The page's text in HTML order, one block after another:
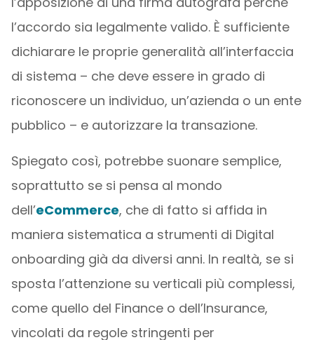
l’accordo sia legalmente valido. È sufficiente
dichiarare le proprie generalità all’interfaccia
di sistema – che deve essere in grado di
riconoscere un individuo, un’azienda o un ente
pubblico – e autorizzare la transazione.
Spiegato così, potrebbe suonare semplice,
soprattutto se si pensa al mondo
dell’eCommerce, che di fatto si affida in
maniera sistematica a strumenti di Digital
onboarding già da diversi anni. In realtà, se si
sposta l’attenzione su verticali più complessi,
come quello del Finance o dell’Insurance,
vincolati da regole stringenti per